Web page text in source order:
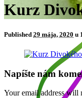
Kurz
Published 29 mája, 2020 u
Napíšte nám
Your email address will